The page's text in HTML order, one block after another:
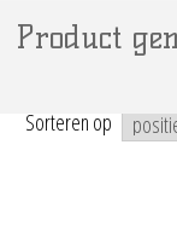
Product
Sorteren op